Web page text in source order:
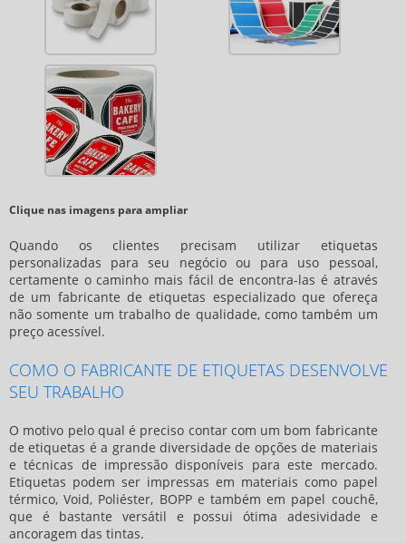
Clique nas imagens para ampliar
Quando os clientes precisam utilizar etiquetas
personalizadas para seu negócio ou para uso pessoal,
certamente o caminho mais fácil de encontra-las é através
de um fabricante de etiquetas especializado que ofereça
não somente um trabalho de qualidade, como também um
preço acessível.
COMO O FABRICANTE DE ETIQUETAS DESENVOLVE
SEU TRABALHO
O motivo pelo qual é preciso contar com um bom fabricante
de etiquetas é a grande diversidade de opções de materiais
e técnicas de impressão disponíveis para este mercado.
Etiquetas podem ser impressas em materiais como papel
térmico, Void, Poliéster, BOPP e também em papel couchê,
que é bastante versátil e possui ótima adesividade e
ancoragem das tintas.